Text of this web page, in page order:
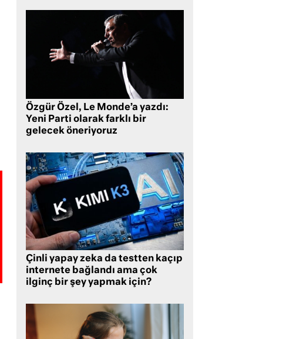
Özgür Özel, Le Monde’a yazdı:
Yeni Parti olarak farklı bir
gelecek öneriyoruz
Çinli yapay zeka da testten kaçıp
internete bağlandı ama çok
ilginç bir şey yapmak için?